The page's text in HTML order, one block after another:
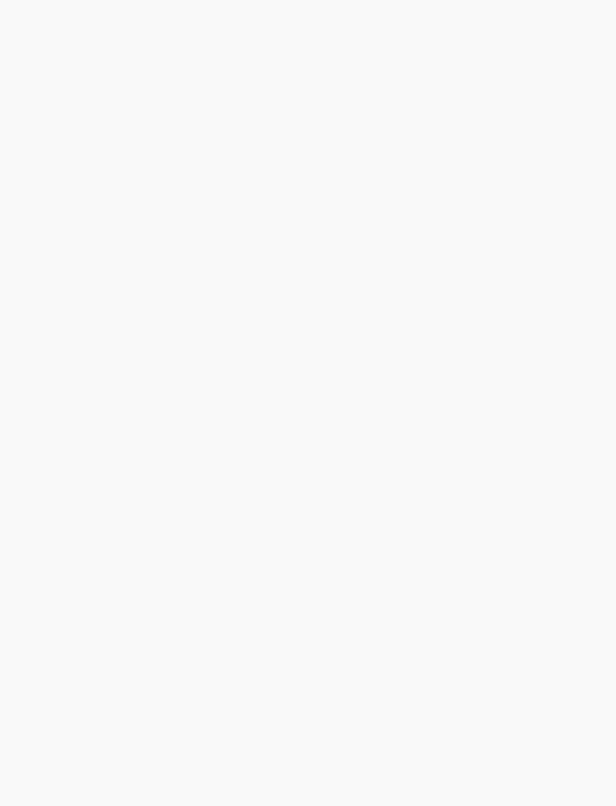
интерфейс. -Автоматическое поддержание заданной температуры (+5-+33°С для
расхода установки -Предустановленные программы. -Синхронизация приточного и
скорости". В холодное время года расход будет автоматически снижаться; для поддержания